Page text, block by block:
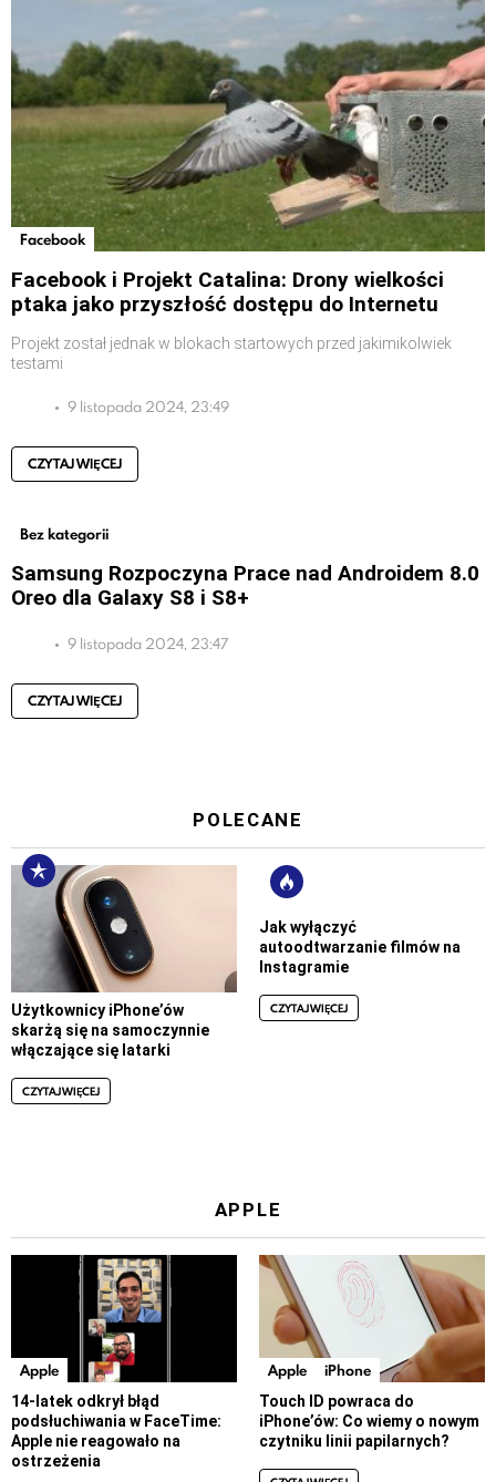
Facebook
Facebook i Projekt Catalina: Drony wielkości
ptaka jako przyszłość dostępu do Internetu
Projekt został jednak w blokach startowych przed jakimikolwiek
testami
9 listopada 2024, 23:49
CZYTAJ WIĘCEJ
Bez kategorii
Samsung Rozpoczyna Prace nad Androidem 8.0
Oreo dla Galaxy S8 i S8+
9 listopada 2024, 23:47
CZYTAJ WIĘCEJ
POLECANE
Użytkownicy iPhone’ów
skarżą się na samoczynnie
włączające się latarki
CZYTAJ WIĘCEJ
Jak wyłączyć
autoodtwarzanie filmów na
Instagramie
CZYTAJ WIĘCEJ
APPLE
Apple
14-latek odkrył błąd
podsłuchiwania w FaceTime:
Apple nie reagowało na
ostrzeżenia
Apple iPhone
Touch ID powraca do
iPhone’ów: Co wiemy o nowym
czytniku linii papilarnych?